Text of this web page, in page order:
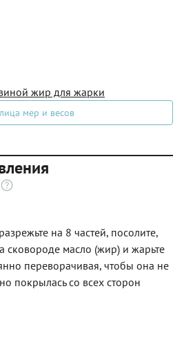
жир для жарки
мер и весов
на 8 частей, посолите,
сковороде масло (жир) и жарьте
переворачивая, чтобы она не
покрылась со всех сторон